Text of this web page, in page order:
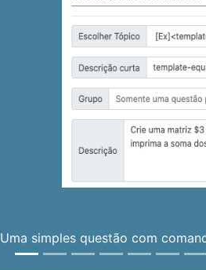
Uma simples questão com